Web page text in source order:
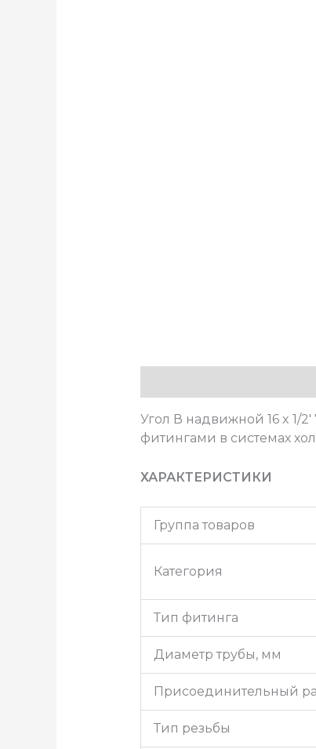
Угол В надвижной 16 x 1/
фитингами в системах
ХАРАКТЕРИСТИКИ
Группа товаров
Категория
Тип фитинга
Диаметр трубы, мм
Присоединительный
Тип резьбы